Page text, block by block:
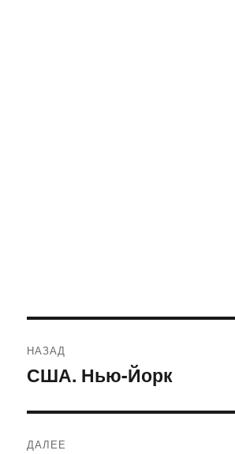
по
НАЗАД
Предыдущая
США. Нью-Йорк
ДАЛЕЕ